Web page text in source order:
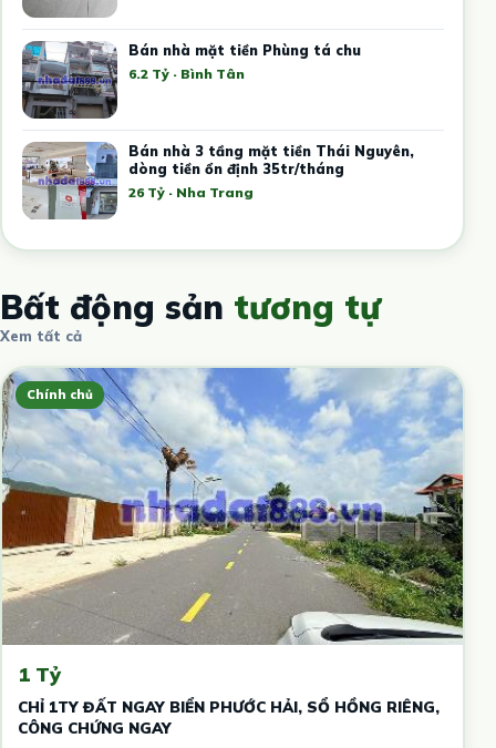
Bán nhà mặt tiền Phùng tá chu
6.2 Tỷ · Bình Tân
Bán nhà 3 tầng mặt tiền Thái Nguyên,
dòng tiền ổn định 35tr/tháng
26 Tỷ · Nha Trang
Bất động sản tương tự
Xem tất cả
Chính chủ
1 Tỷ
CHỈ 1TY ĐẤT NGAY BIỂN PHƯỚC HẢI, SỔ HỒNG RIÊNG,
CÔNG CHỨNG NGAY